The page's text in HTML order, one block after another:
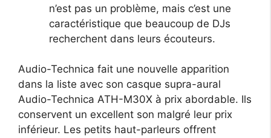
n’est pas un problème, mais c’est une
caractéristique que beaucoup de DJs
recherchent dans leurs écouteurs.
Audio-Technica fait une nouvelle apparition
dans la liste avec son casque supra-aural
Audio-Technica ATH-M30X à prix abordable. Ils
conservent un excellent son malgré leur prix
inférieur. Les petits haut-parleurs offrent